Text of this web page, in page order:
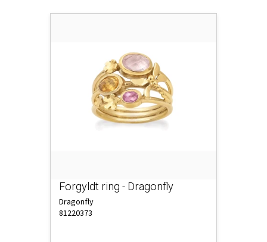
Forgyldt ring - Dragonfly
Dragonfly
81220373